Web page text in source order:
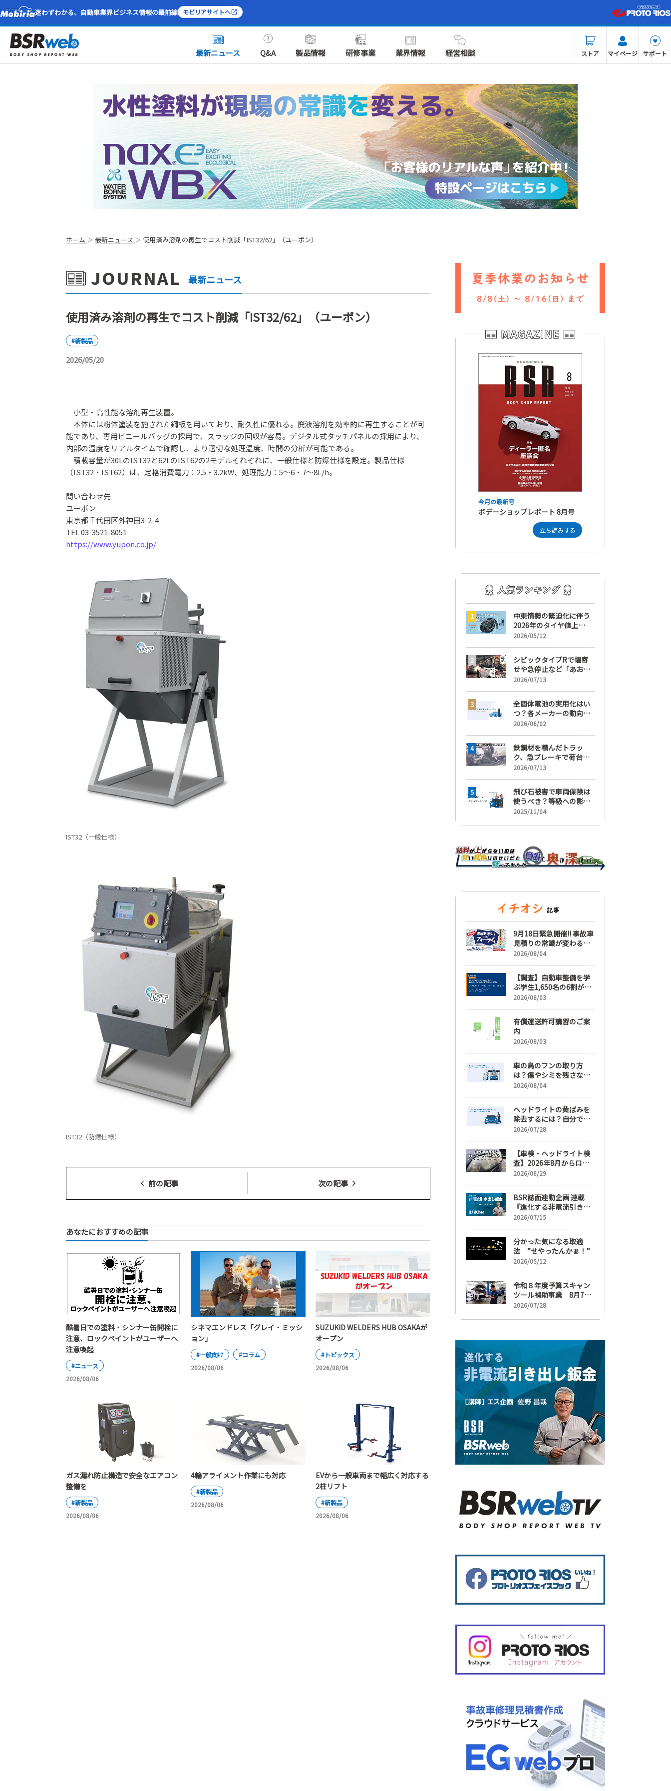
迷わずわかる、自動車業界ビジネス情報の最前線 モビリアサイトへ
最新ニュース Q&A 製品情報 研修事業 業界情報 経営相談 ストア マイページ サポート
ホーム 最新ニュース 使用済み溶剤の再生でコスト削減「IST32/62」（ユーポン）
JOURNAL 最新ニュース
使用済み溶剤の再生でコスト削減「IST32/62」（ユーポン）
#新製品
2026/05/20
小型・高性能な溶剤再生装置。
本体には粉体塗装を施された鋼板を用いており、耐久性に優れる。廃液溶剤を効率的に再生することが可
能であり、専用ビニールバッグの採用で、スラッジの回収が容易。デジタル式タッチパネルの採用により、
内部の温度をリアルタイムで確認し、より適切な処理温度、時間の分析が可能である。
積載容量が30LのIST32と62LのIST62の2モデルそれぞれに、一般仕様と防爆仕様を設定。製品仕様
（IST32・IST62）は、定格消費電力：2.5・3.2kW、処理能力：5～6・7～8L/h。
問い合わせ先
ユーポン
東京都千代田区外神田3-2-4
TEL 03-3521-8051
https://www.yupon.co.jp/
IST32（一般仕様）
IST32（防爆仕様）
前の記事 次の記事
あなたにおすすめの記事
酷暑日での塗料・シンナー缶開栓に
注意、ロックペイントがユーザーへ
注意喚起
#ニュース
2026/08/06
シネマエンドレス「グレイ・ミッシ
ョン」
#一般向け
#コラム
2026/08/06
SUZUKID WELDERS HUB OSAKAが
オープン
#トピックス
2026/08/06
ガス漏れ防止構造で安全なエアコン
整備を
#新製品
2026/08/06
4輪アライメント作業にも対応
#新製品
2026/08/06
EVから一般車両まで幅広く対応する
2柱リフト
#新製品
2026/08/06
今月の最新号
ボデーショップレポート 8月号
立ち読みする
中東情勢の緊迫化に伴う
2026年のタイヤ値上
げ！ 値上げ実施1ヶ月前
売において極めて重要な
訳
2026/05/12
シビックタイプRで幅寄
せや急停止など「あおり
運転」の疑い
2026/07/13
全固体電池の実用化はい
つ？各メーカーの動向と
EVの買い時を解説
2026/06/02
鉄鋼材を積んだトラッ
ク、急ブレーキで荷台が
崩れ、運転手が鉄鋼材に
2026/07/13
飛び石被害で車両保険は
使うべき？等級への影響
と賢い判断基準を解説
2025/11/04
9月18日緊急開催!! 事故車
見積りの常識が変わる
「事故車見積りフォーラ
2026/08/04
【調査】自動車整備を学
ぶ学生1,650名の6割が就
職先選びで「給与」を最
日以上」希望も66.3%
2026/08/03
有償運送許可講習のご案
内
2026/08/03
車の鳥のフンの取り方
は？傷やシミを残さない
正しい落とし方と予防策
2026/08/04
ヘッドライトの黄ばみを
除去するには？自分で綺
麗にする手順と業者費用
2026/07/28
【車検・ヘッドライト検
査】2026年8月からロー
ビームへ完全移行、ヘッ
ーティングも重要に
2026/06/29
BSR誌面連動企画 連載
『進化する非電流引き出
し鈑金』【目次】
2026/07/15
分かった気になる取適
法 ”せやったんかぁ！”
2026/05/12
令和８年度予算スキャン
ツール補助事業 8月7日
受け付け開始
2026/07/28